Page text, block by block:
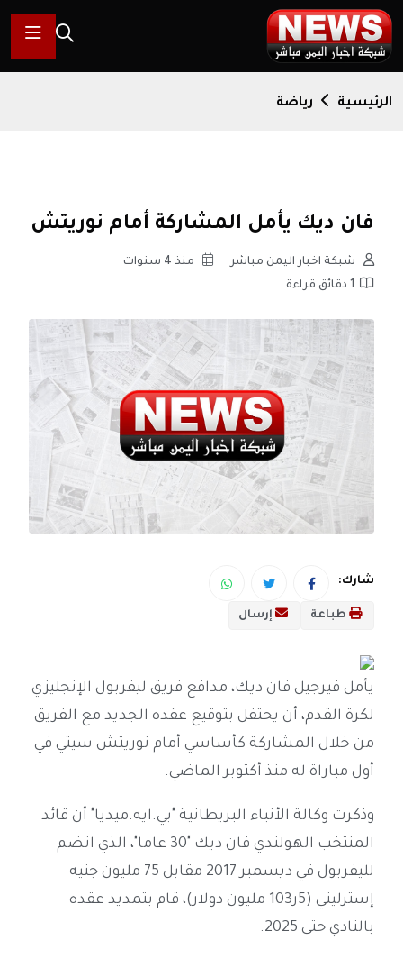
الرئيسية رياضة
فان ديك يأمل المشاركة أمام نوريتش
شبكة اخبار اليمن مباشر
منذ 4 سنوات
1 دقائق قراءة
شارك:
طباعة إرسال
يأمل فيرجيل فان ديك، مدافع فريق ليفربول الإنجليزي
لكرة القدم، أن يحتفل بتوقيع عقده الجديد مع الفريق
من خلال المشاركة كأساسي أمام نوريتش سيتي في
أول مباراة له منذ أكتوبر الماضي.
وذكرت وكالة الأنباء البريطانية "بي.ايه.ميديا" أن قائد
المنتخب الهولندي فان ديك "30 عاما"، الذي انضم
لليفربول في ديسمبر 2017 مقابل 75 مليون جنيه
إسترليني (5ر103 مليون دولار)، قام بتمديد عقده
بالنادي حتى 2025.